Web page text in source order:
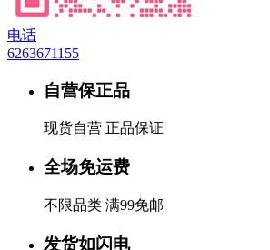
电话
6263671155
自营保正品
现货自营 正品保证
全场免运费
不限品类 满99免邮
发货如闪电